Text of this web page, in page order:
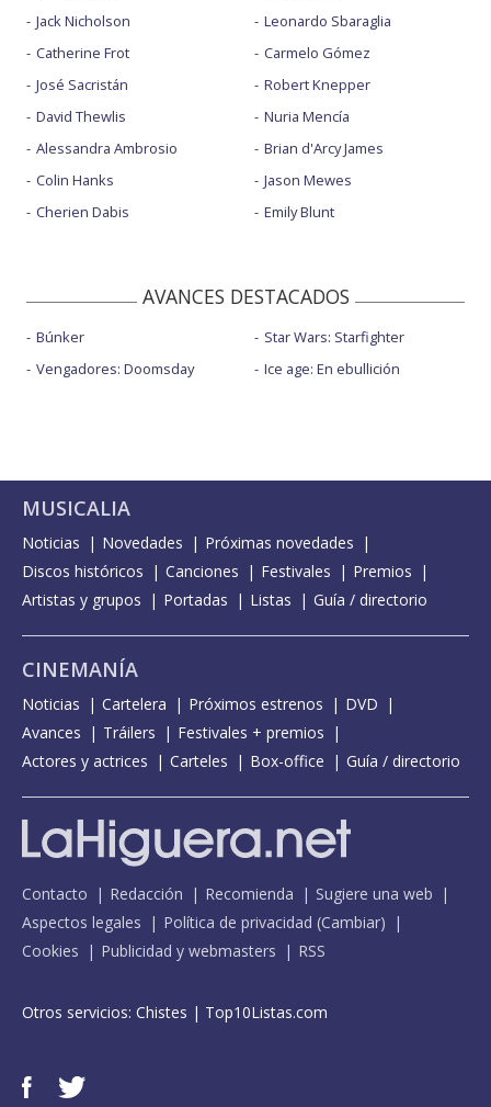
Jack Nicholson
Catherine Frot
José Sacristán
David Thewlis
Alessandra Ambrosio
Colin Hanks
Cherien Dabis
Leonardo Sbaraglia
Carmelo Gómez
Robert Knepper
Nuria Mencía
Brian d'Arcy James
Jason Mewes
Emily Blunt
AVANCES DESTACADOS
Búnker
Vengadores: Doomsday
Star Wars: Starfighter
Ice age: En ebullición
MUSICALIA
Noticias Novedades
Próximas novedades
Discos históricos
Canciones Festivales
Premios
Artistas y grupos
Portadas Listas Guía / directorio
CINEMANÍA
Noticias Cartelera Próximos estrenos
DVD
Avances
Tráilers
Festivales + premios
Actores y actrices
Carteles Box-office Guía / directorio
Contacto Redacción Recomienda
Sugiere una web
Aspectos legales
Política de privacidad (Cambiar)
Cookies
Publicidad y webmasters RSS
Otros servicios: Chistes | Top10Listas.com